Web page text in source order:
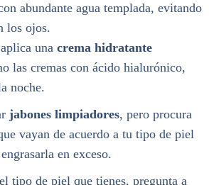
abundante agua templada, evitando
los ojos.
una crema hidratante
las cremas con ácido hialurónico,
noche.
jabones limpiadores, pero procura
vayan de acuerdo a tu tipo de piel
en exceso.
tipo de piel que tienes, pregunta a